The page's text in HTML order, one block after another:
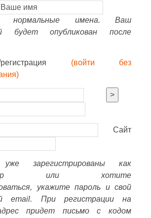
нормальные имена. Ваш
будет опубликован после
(войти без
>
Сайт
зарегистрированы как
или хотите
укажите пароль и свой
email. При регистрации на
придет письмо с кодом